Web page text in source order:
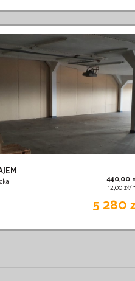
440,00
12,00 zł/
5 280